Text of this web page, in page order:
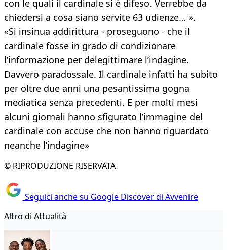
con le quali il cardinale si è difeso. Verrebbe da
chiedersi a cosa siano servite 63 udienze… ».
«Si insinua addirittura - proseguono - che il
cardinale fosse in grado di condizionare
l’informazione per delegittimare l’indagine.
Davvero paradossale. Il cardinale infatti ha subito
per oltre due anni una pesantissima gogna
mediatica senza precedenti. E per molti mesi
alcuni giornali hanno sfigurato l’immagine del
cardinale con accuse che non hanno riguardato
neanche l’indagine»
© RIPRODUZIONE RISERVATA
Seguici anche su Google Discover di Avvenire
Altro di Attualità